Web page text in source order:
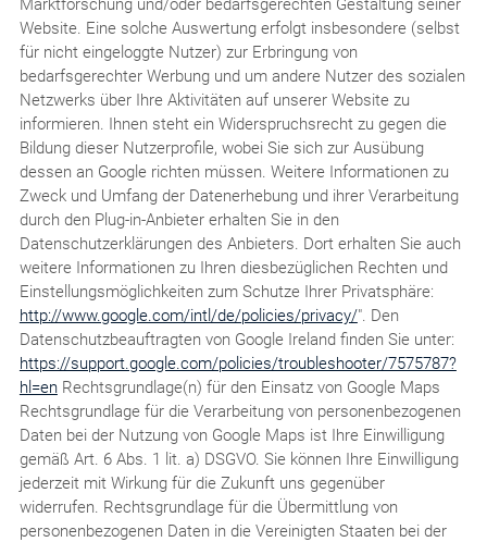
Website. Eine solche Auswertung erfolgt insbesondere (selbst
für nicht eingeloggte Nutzer) zur Erbringung von
bedarfsgerechter Werbung und um andere Nutzer des sozialen
Netzwerks über Ihre Aktivitäten auf unserer Website zu
informieren. Ihnen steht ein Widerspruchsrecht zu gegen die
Bildung dieser Nutzerprofile, wobei Sie sich zur Ausübung
dessen an Google richten müssen. Weitere Informationen zu
Zweck und Umfang der Datenerhebung und ihrer Verarbeitung
durch den Plug-in-Anbieter erhalten Sie in den
Datenschutzerklärungen des Anbieters. Dort erhalten Sie auch
weitere Informationen zu Ihren diesbezüglichen Rechten und
Einstellungsmöglichkeiten zum Schutze Ihrer Privatsphäre:
http://www.google.com/intl/de/policies/privacy/". Den
Datenschutzbeauftragten von Google Ireland finden Sie unter:
https://support.google.com/policies/troubleshooter/7575787?
hl=enRechtsgrundlage(n) für den Einsatz von Google Maps
Rechtsgrundlage für die Verarbeitung von personenbezogenen
Daten bei der Nutzung von Google Maps ist Ihre Einwilligung
gemäß Art. 6 Abs. 1 lit. a) DSGVO. Sie können Ihre Einwilligung
jederzeit mit Wirkung für die Zukunft uns gegenüber
widerrufen. Rechtsgrundlage für die Übermittlung von
personenbezogenen Daten in die Vereinigten Staaten bei der